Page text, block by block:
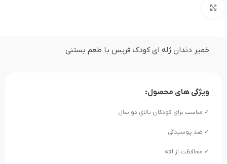
بزرگنمایی تصویر
خمیر دندان ژله ای کودک فریس با طعم بستنی
ویژگی های محصول:
✓ مناسب برای کودکان بالای دو سال
✓ ضد پوسیدگی
✓ محافظت از لثه